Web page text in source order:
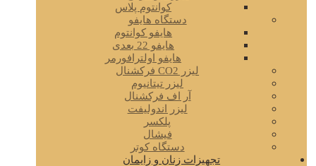
کوانتوم پلاس
دستگاه هایفو
هایفو کوانتوم
هایفو 22 بعدی
هایفو اولترافورمر
لیزر CO2 فرکشنال
لیزر تیتانیوم
آر اف فرکشنال
لیزر اندولیفت
پلکسر
فیشال
دستگاه کوتر
تجهیزات زنان و زایمان